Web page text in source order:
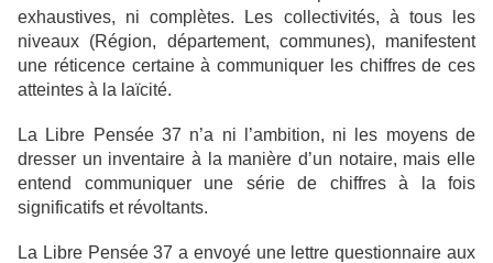
exhaustives, ni complètes. Les collectivités, à tous les
niveaux (Région, département, communes), manifestent
une réticence certaine à communiquer les chiffres de ces
atteintes à la laïcité.
La Libre Pensée 37 n’a ni l’ambition, ni les moyens de
dresser un inventaire à la manière d’un notaire, mais elle
entend communiquer une série de chiffres à la fois
significatifs et révoltants.
La Libre Pensée 37 a envoyé une lettre questionnaire aux